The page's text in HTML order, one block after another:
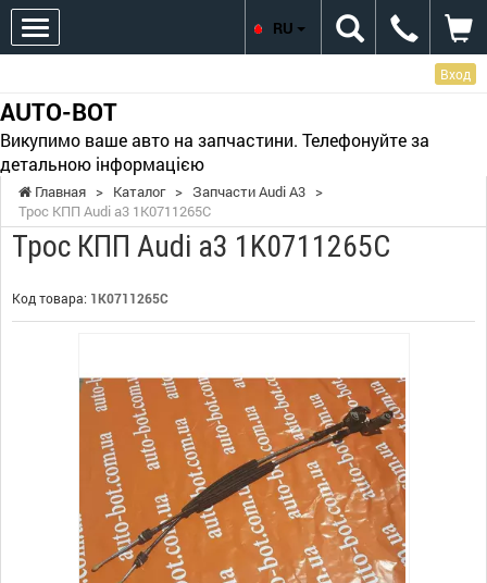
Вход
AUTO-BOT
Викупимо ваше авто на запчастини. Телефонуйте за
детальною інформацією
RU
Главная > Каталог > Запчасти Audi A3 >
Трос КПП Audi a3 1K0711265C
Трос КПП Audi a3 1K0711265C
Код товара: 1K0711265C